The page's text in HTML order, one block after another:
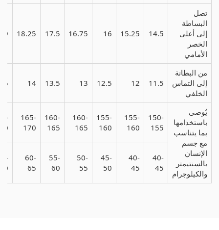
تصل
البساطة
إلى أعلى
الخصر
الأمامي
14.5
15.25
16
16.75
17.5
18.25
19
من البطانة
إلى التماس
الخلفي
11.5
12
12.5
13
13.5
14
يُوصى
باستخدامها
بما يتناسب
مع جسم
الإنسان
بالسنتيمتر
والكيلوجرام
150-
155
155-
160
155-
160
160-
165
160-
165
165-
170
40-
45
40-
45
45-
50
50-
55
55-
60
60-
65
70